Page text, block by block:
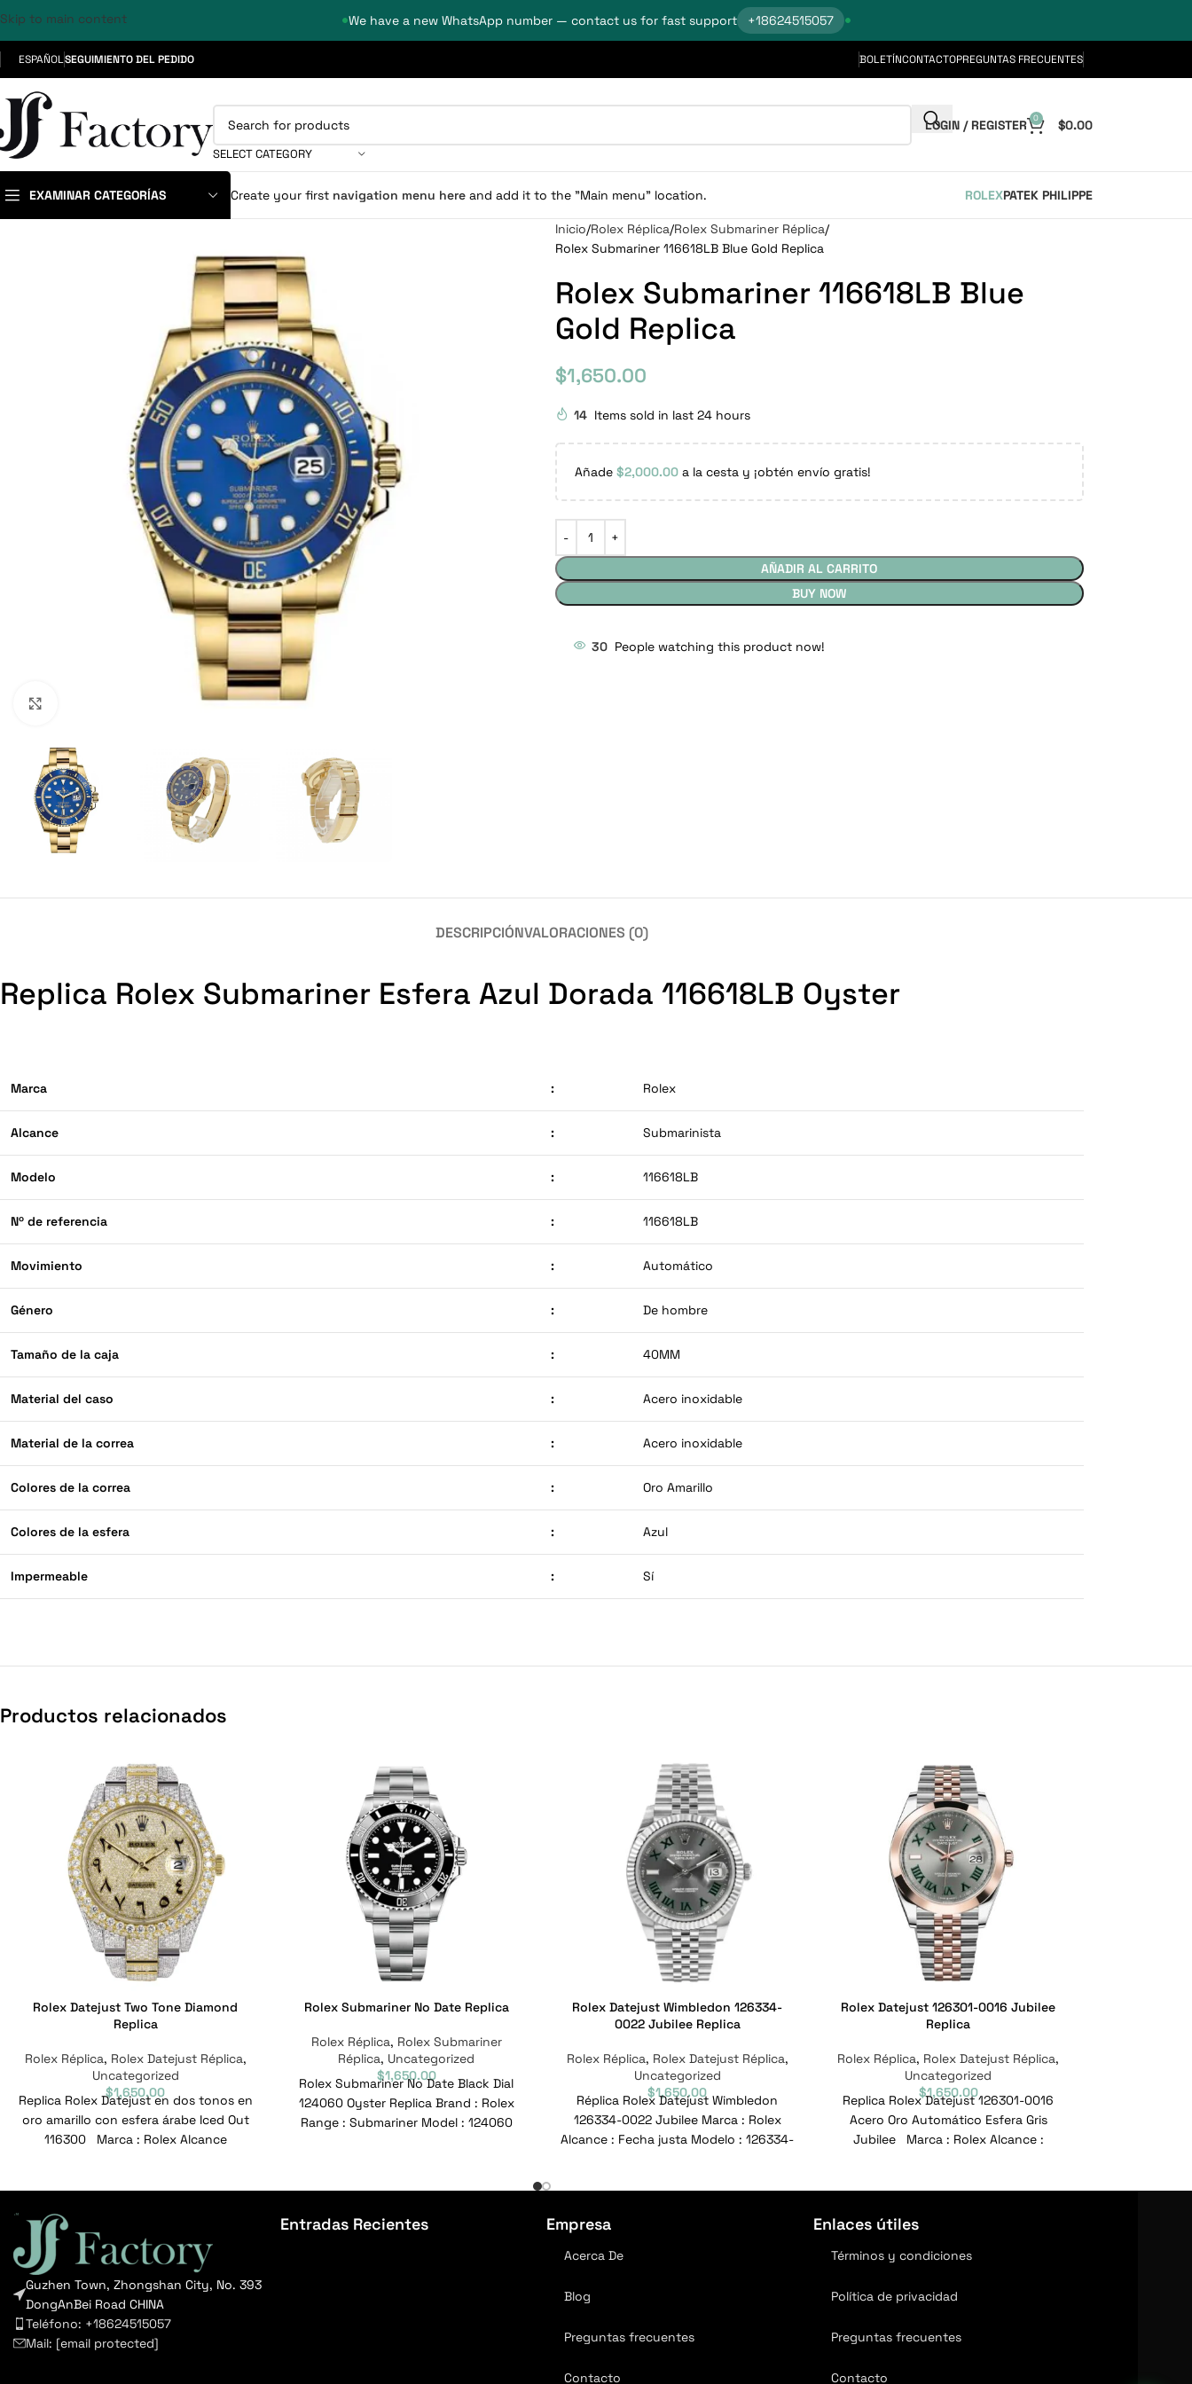
We have a new WhatsApp number — contact us for fast support +18624515057
Skip to main content
ESPAÑOLSEGUIMIENTO DEL PEDIDO BOLETÍNCONTACTOPREGUNTAS FRECUENTES
SELECT CATEGORY
LOGIN / REGISTER 0 $0.00
EXAMINAR CATEGORÍAS Create your first navigation menu here and add it to the "Main menu" location. ROLEXPATEK PHILIPPE
Inicio Rolex Réplica Rolex Submariner Réplica
Rolex Submariner 116618LB Blue Gold Replica
Rolex Submariner 116618LB Blue
Gold Replica
$1,650.00
14 Items sold in last 24 hours
Añade $2,000.00a la cesta y ¡obtén envío gratis!
AÑADIR AL CARRITO
BUY NOW
30 People watching this product now!
DESCRIPCIÓNVALORACIONES (0)
Replica Rolex Submariner Esfera Azul Dorada 116618LB Oyster
Marca : Rolex
Alcance : Submarinista
Modelo : 116618LB
Nº de referencia : 116618LB
Movimiento : Automático
Género : De hombre
Tamaño de la caja : 40MM
Material del caso : Acero inoxidable
Material de la correa : Acero inoxidable
Colores de la correa : Oro Amarillo
Colores de la esfera : Azul
Impermeable : Sí
Productos relacionados
Rolex Datejust Two Tone Diamond
Replica
Rolex Réplica, Rolex Datejust Réplica,
Uncategorized
$1,650.00
Replica Rolex Datejust en dos tonos en
oro amarillo con esfera árabe Iced Out
116300 Marca : Rolex Alcance
Rolex Submariner No Date Replica
Rolex Réplica, Rolex Submariner
Réplica, Uncategorized
$1,650.00
Rolex Submariner No Date Black Dial
124060 Oyster Replica Brand : Rolex
Range : Submariner Model : 124060
Rolex Datejust Wimbledon 126334-
0022 Jubilee Replica
Rolex Réplica, Rolex Datejust Réplica,
Uncategorized
$1,650.00
Réplica Rolex Datejust Wimbledon
126334-0022 Jubilee Marca : Rolex
Alcance : Fecha justa Modelo : 126334-
Rolex Datejust 126301-0016 Jubilee
Replica
Rolex Réplica, Rolex Datejust Réplica,
Uncategorized
$1,650.00
Replica Rolex Datejust 126301-0016
Acero Oro Automático Esfera Gris
Jubilee Marca : Rolex Alcance :
Guzhen Town, Zhongshan City, No. 393
DongAnBei Road CHINA
Teléfono: +18624515057
Mail: [email protected]
Entradas Recientes Empresa
Acerca De
Blog
Preguntas frecuentes
Contacto
Enlaces útiles
Términos y condiciones
Política de privacidad
Preguntas frecuentes
Contacto